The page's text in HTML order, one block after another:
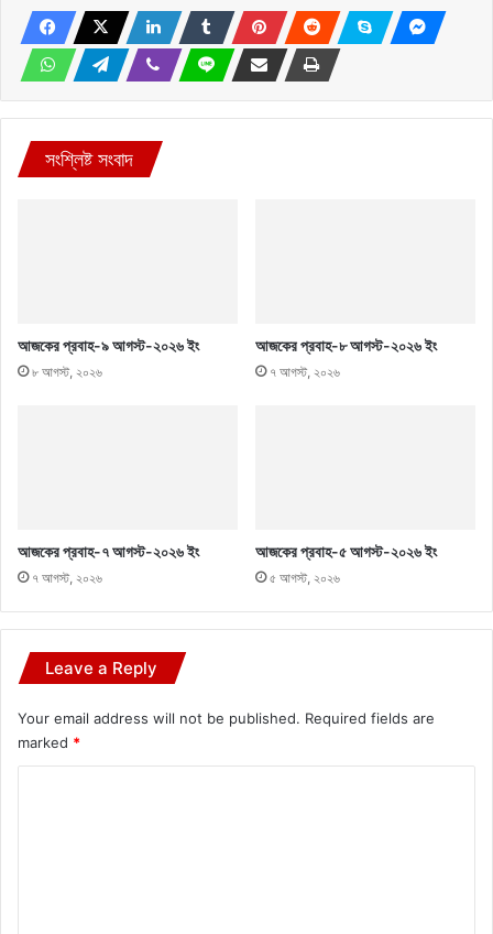
সংশ্লিষ্ট সংবাদ
আজকের প্রবাহ-৯ আগস্ট-২০২৬ ইং
৮ আগস্ট, ২০২৬
আজকের প্রবাহ-৮ আগস্ট-২০২৬ ইং
৭ আগস্ট, ২০২৬
আজকের প্রবাহ-৭ আগস্ট-২০২৬ ইং
৭ আগস্ট, ২০২৬
আজকের প্রবাহ-৫ আগস্ট-২০২৬ ইং
৫ আগস্ট, ২০২৬
Leave a Reply
Your email address will not be published. Required fields are
marked *